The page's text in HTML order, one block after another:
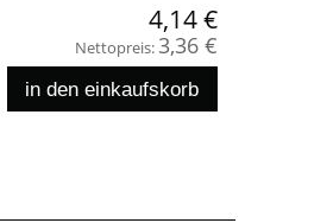
4,14 €
Nettopreis:3,36 €
in den einkaufskorb